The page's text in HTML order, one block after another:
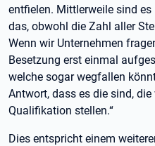
entfielen. Mittlerweile sind
das, obwohl die Zahl aller
Wenn wir Unternehmen
Besetzung erst einmal
welche sogar wegfallen
Antwort, dass es die sind,
Qualifikation stellen.“
Dies entspricht einem